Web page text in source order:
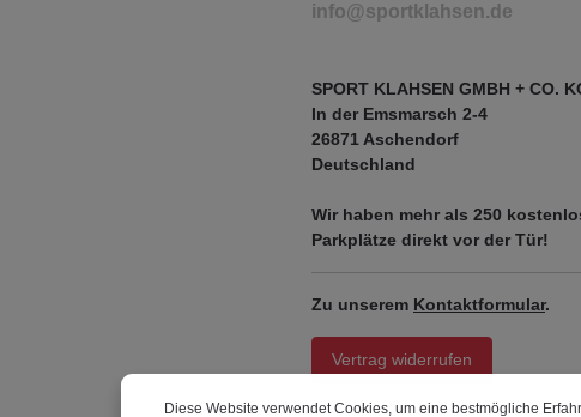
info@sportklahsen.de
SPORT KLAHSEN GMBH + CO.
In der Emsmarsch 2-4
26871 Aschendorf
Deutschland
Wir haben mehr als 250
Parkplätze direkt vor der Tür!
Zu unserem Kontaktformular.
Vertrag widerrufen
Diese Website verwendet Cookies, um eine bestmögliche